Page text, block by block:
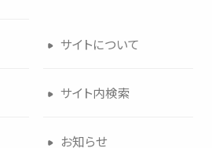
サイトについて
サイト内検索
お知らせ